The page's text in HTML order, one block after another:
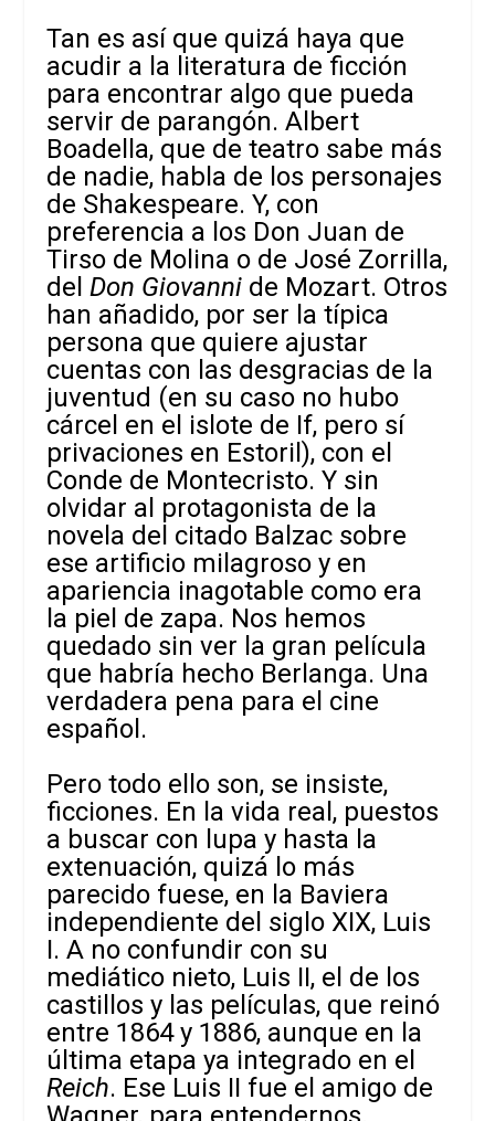
Tan es así que quizá haya que
acudir a la literatura de ficción
para encontrar algo que pueda
servir de parangón. Albert
Boadella, que de teatro sabe más
de nadie, habla de los personajes
de Shakespeare. Y, con
preferencia a los Don Juan de
Tirso de Molina o de José Zorrilla,
delDon Giovanni de Mozart. Otros
han añadido, por ser la típica
persona que quiere ajustar
cuentas con las desgracias de la
juventud (en su caso no hubo
cárcel en el islote de If, pero sí
privaciones en Estoril), con el
Conde de Montecristo. Y sin
olvidar al protagonista de la
novela del citado Balzac sobre
ese artificio milagroso y en
apariencia inagotable como era
la piel de zapa. Nos hemos
quedado sin ver la gran película
que habría hecho Berlanga. Una
verdadera pena para el cine
español.
Pero todo ello son, se insiste,
ficciones. En la vida real, puestos
a buscar con lupa y hasta la
extenuación, quizá lo más
parecido fuese, en la Baviera
independiente del siglo XIX, Luis
I. A no confundir con su
mediático nieto, Luis II, el de los
castillos y las películas, que reinó
entre 1864 y 1886, aunque en la
última etapa ya integrado en el
Reich. Ese Luis II fue el amigo de